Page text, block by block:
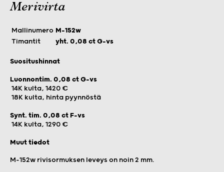
Merivirta
Mallinumero M-152w
Timantit
yht. 0,08 ct G-vs
Suositushinnat
Luonnontim. 0,08 ct G-vs
14K kulta, 1420 €
18K kulta, hinta pyynnöstä
Synt. tim. 0,08 ct F-vs
14K kulta, 1290 €
Muut tiedot
M-152w rivisormuksen leveys on noin 2 mm.